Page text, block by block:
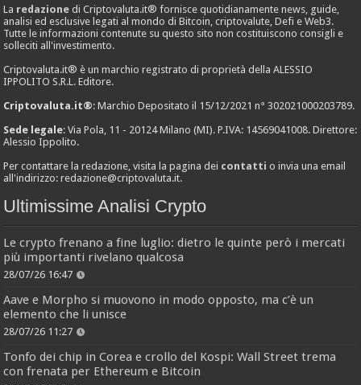
La redazione di Criptovaluta.it® fornisce quotidianamente news, guide,
analisi ed esclusive legati al mondo di Bitcoin, criptovalute, Defi e Web3.
Tutte le informazioni contenute su questo sito non costituiscono consigli e
solleciti all'investimento.
Criptovaluta.it® è un marchio registrato di proprietà della ALESSIO
IPPOLITO S.R.L. Editore.
Criptovaluta.it®: Marchio Depositato il 15/12/2021 n° 302021000203789.
Sede legale: Via Pola, 11 - 20124 Milano (MI). P.IVA: 14569041008. Direttore:
Alessio Ippolito.
Per contattare la redazione, visita la pagina dei contatti o invia una email
all'indirizzo:redazione@criptovaluta.it.
Ultimissime Analisi Crypto
Le crypto frenano a fine luglio: dietro le quinte però i mercati
più importanti rivelano qualcosa
28/07/26 16:47
Aave e Morpho si muovono in modo opposto, ma c’è un
elemento che li unisce
28/07/26 11:27
Tonfo dei chip in Corea e crollo del Kospi: Wall Street trema
con frenata per Ethereum e Bitcoin